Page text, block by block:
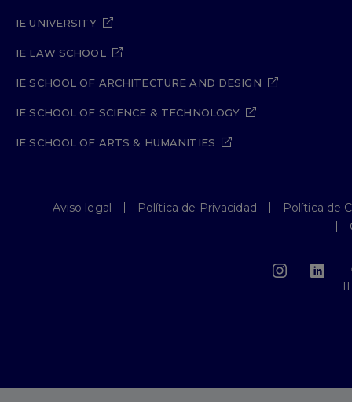
IE UNIVERSITY
IE LAW SCHOOL
IE SCHOOL OF ARCHITECTURE AND DESIGN
IE SCHOOL OF SCIENCE & TECHNOLOGY
IE SCHOOL OF ARTS & HUMANITIES
Aviso legal Política de Privacidad
Política de